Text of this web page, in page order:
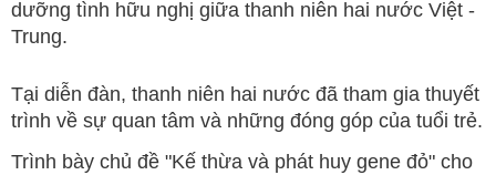
dưỡng tình hữu nghị giữa thanh niên hai nước Việt -
Trung.
Tại diễn đàn, thanh niên hai nước đã tham gia thuyết
trình về sự quan tâm và những đóng góp của tuổi trẻ.
Trình bày chủ đề "Kế thừa và phát huy gene đỏ" cho